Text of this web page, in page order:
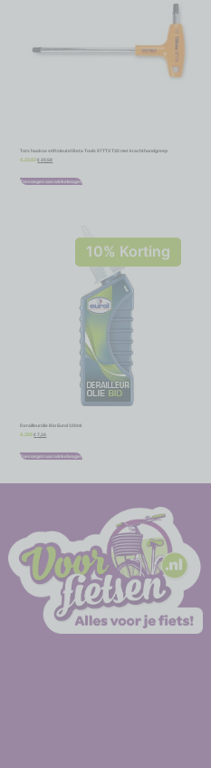
Torx haakse stiftsleutel Beta Tools 97TTX T30 met krachthandgreep
€22,87 € 20,58
Toevoegen aan winkelwagen
10% Korting
Derailleurolie Bio Eurol 100ml
€7,95 € 7,16
Toevoegen aan winkelwagen